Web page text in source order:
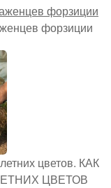
форзиции
цветов. КАК
ЦВЕТОВ